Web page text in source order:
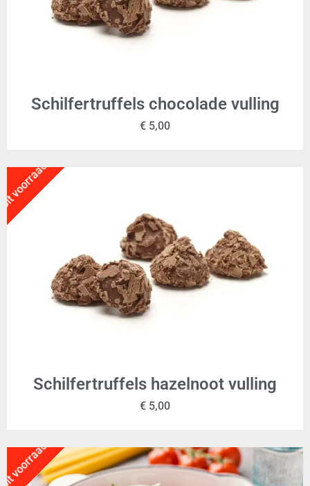
Schilfertruffels chocolade vulling
€ 5,00
voorraad!
Schilfertruffels hazelnoot vulling
€ 5,00
voorraad!